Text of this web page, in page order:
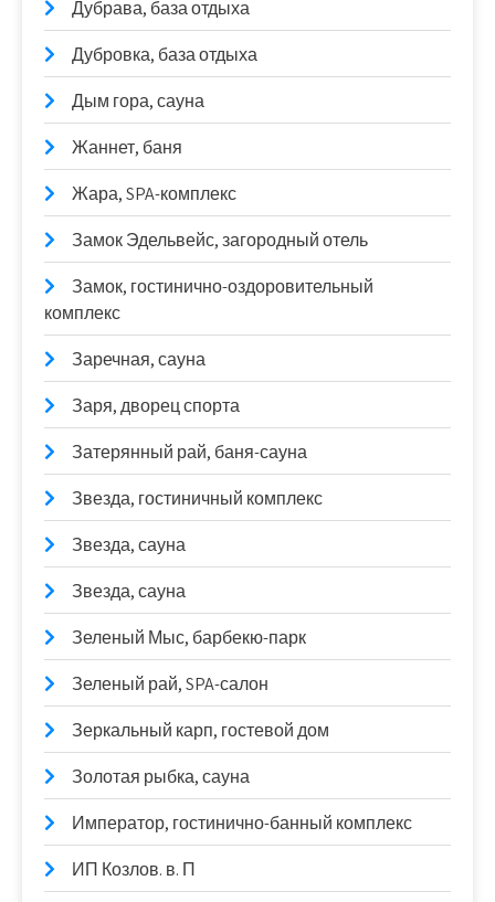
Дубрава, база отдыха
Дубровка, база отдыха
Дым гора, сауна
Жаннет, баня
Жара, SPA-комплекс
Замок Эдельвейс, загородный отель
Замок, гостинично-оздоровительный
комплекс
Заречная, сауна
Заря, дворец спорта
Затерянный рай, баня-сауна
Звезда, гостиничный комплекс
Звезда, сауна
Звезда, сауна
Зеленый Мыс, барбекю-парк
Зеленый рай, SPA-салон
Зеркальный карп, гостевой дом
Золотая рыбка, сауна
Император, гостинично-банный комплекс
ИП Козлов. в. П